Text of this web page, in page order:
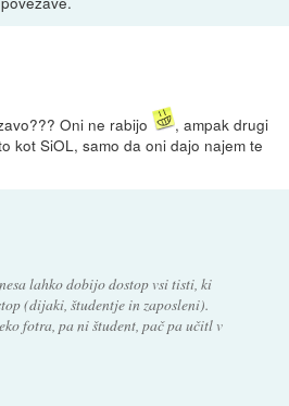
Oni ne rabijo
, ampak drugi
kot SiOL, samo da oni dajo najem te
lahko dobijo dostop vsi tisti, ki
(dijaki, študentje in zaposleni).
fotra, pa ni študent, pač pa učitl v